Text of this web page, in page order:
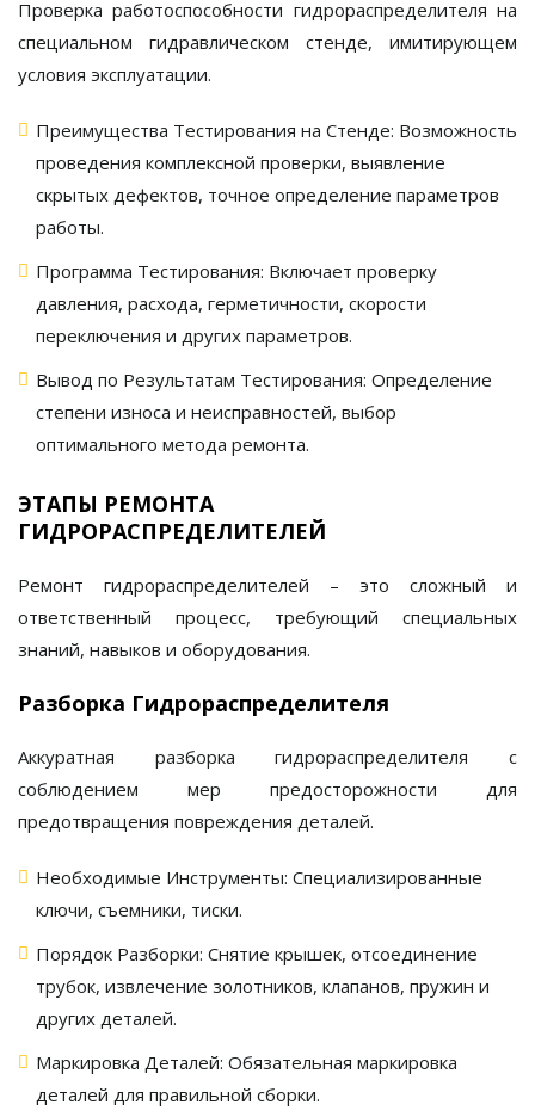
Проверка работоспособности гидрораспределителя на
специальном гидравлическом стенде, имитирующем
условия эксплуатации.
Преимущества Тестирования на Стенде: Возможность
проведения комплексной проверки, выявление
скрытых дефектов, точное определение параметров
работы.
Программа Тестирования: Включает проверку
давления, расхода, герметичности, скорости
переключения и других параметров.
Вывод по Результатам Тестирования: Определение
степени износа и неисправностей, выбор
оптимального метода ремонта.
ЭТАПЫ РЕМОНТА
ГИДРОРАСПРЕДЕЛИТЕЛЕЙ
Ремонт гидрораспределителей – это сложный и
ответственный процесс, требующий специальных
знаний, навыков и оборудования.
Разборка Гидрораспределителя
Аккуратная разборкагидрораспределителя с
соблюдением мер предосторожности для
предотвращения повреждения деталей.
Необходимые Инструменты: Специализированные
ключи, съемники, тиски.
Порядок Разборки: Снятие крышек, отсоединение
трубок, извлечение золотников, клапанов, пружин и
других деталей.
Маркировка Деталей: Обязательная маркировка
деталей для правильной сборки.